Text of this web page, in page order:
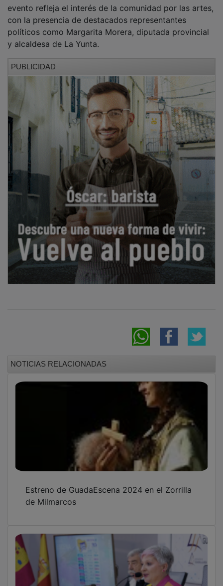
con la presencia de destacados representantes
políticos como Margarita Morera, diputada provincial
y alcaldesa de La Yunta.
de Milmarcos